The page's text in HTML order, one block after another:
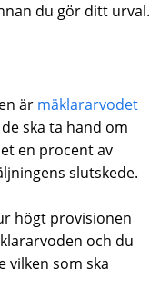
du gör ditt urval.
är mäklararvodet
ska ta hand om
en procent av
slutskede.
högt provisionen
och du
vilken som ska